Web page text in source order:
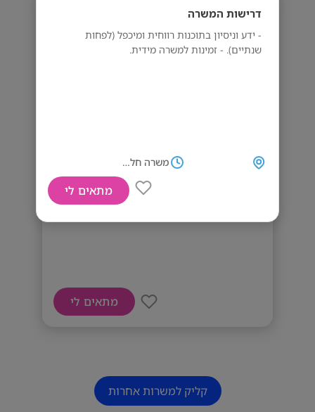
דרישות המשרה
- ידע וניסיון בתוכנות רווחית ומיכפל (לפחות
שנתיים). - זמינות למשרה מידית.
משרה חלקית
מתאים לי
מפרסם אנונימי
דרוש/ה מנהל/ת חשבונות!
מתאים לי
קליק למשרות אחרות